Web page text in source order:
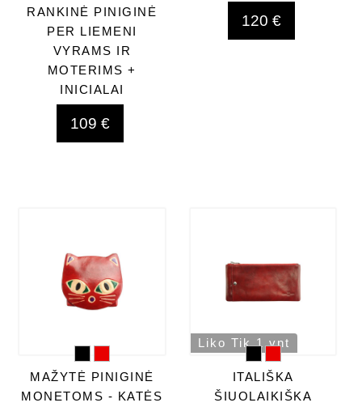
RANKINĖ PINIGINĖ
PER LIEMENI
VYRAMS IR
MOTERIMS +
INICIALAI
109 €
120 €
MAŽYTĖ PINIGINĖ
MONETOMS - KATĖS
Liko Tik 1 vnt
ITALIŠKA
ŠIUOLAIKIŠKA